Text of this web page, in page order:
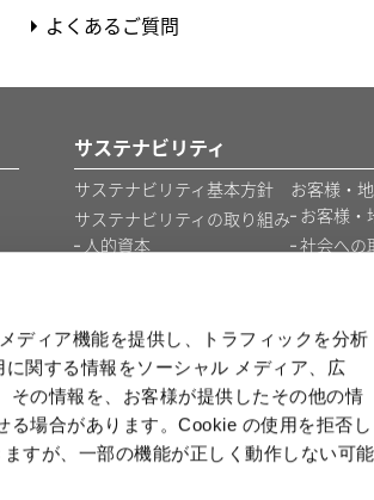
ディア機能を提供し、トラフィックを分析
関する情報をソーシャル メディア、広
の情報を、お客様が提供したその他の情
場合があります。Cookie の使用を拒否し
すが、一部の機能が正しく動作しない可能
よくあるご質問
サステナビリティ
サステナビリティ基本方針​
サステナビリティの取り組み
人的資本
お客様・
お客様・
社会への
カプコン